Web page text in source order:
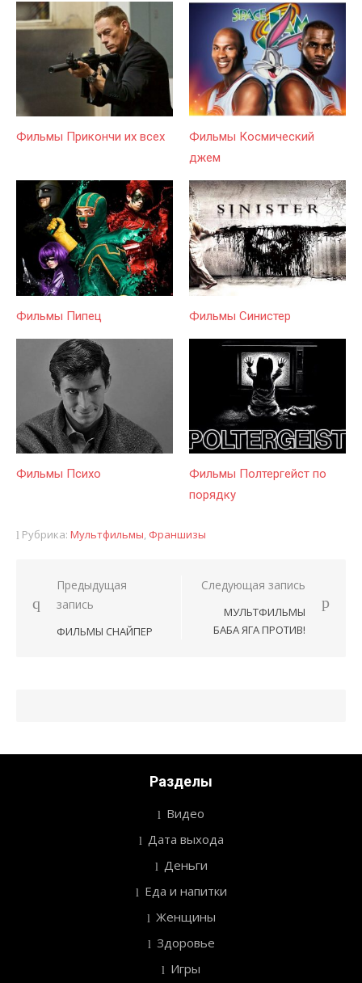
Фильмы Прикончи их всех
Фильмы Космический
джем
Фильмы Пипец Фильмы Синистер
Фильмы Психо
Фильмы Полтергейст по
порядку
Рубрика: Мультфильмы, Франшизы
Навигация
Предыдущая
запись
ФИЛЬМЫ СНАЙПЕР
Следующая запись
МУЛЬТФИЛЬМЫ
БАБА ЯГА ПРОТИВ!
Разделы
Видео
Дата выхода
Деньги
Еда и напитки
Женщины
Здоровье
Игры